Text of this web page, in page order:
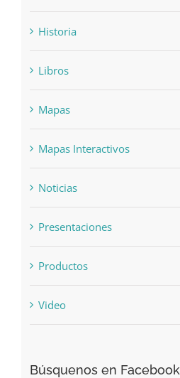
Historia
Libros
Mapas
Mapas Interactivos
Noticias
Presentaciones
Productos
Video
Búsquenos en Facebook